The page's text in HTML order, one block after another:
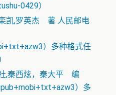
0429）
凯,罗英杰 著 人民邮电
）多种格式任
,秦西炫，秦大平 编
）多